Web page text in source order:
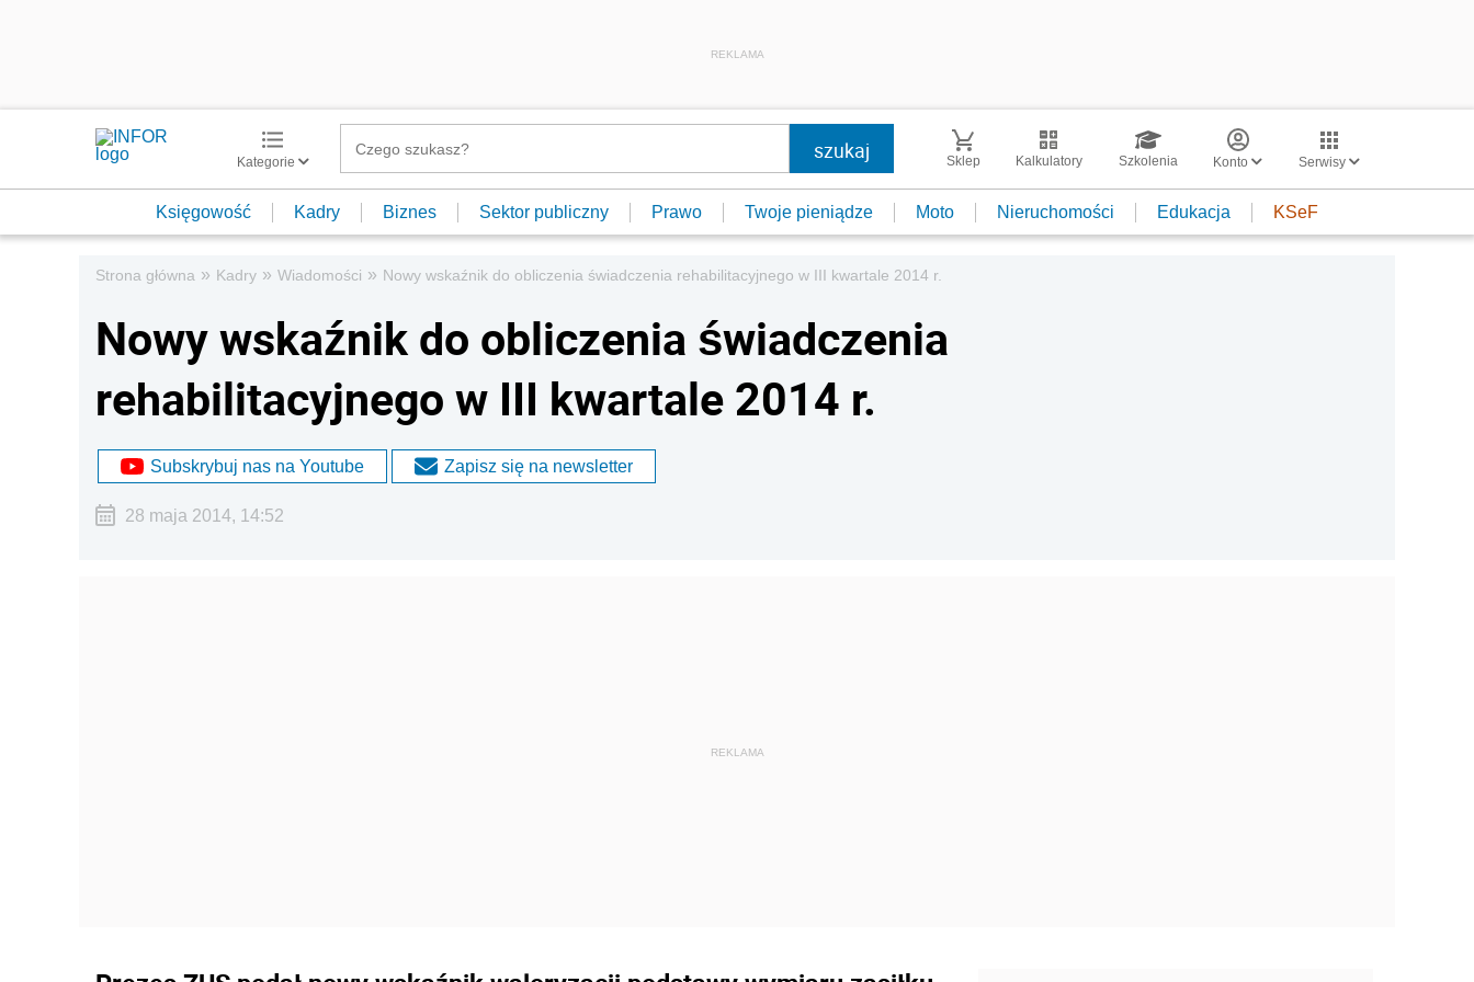
REKLAMA
Kategorie Sklep Kalkulatory Szkolenia Konto Serwisy
Księgowość Kadry Biznes Sektor publiczny Prawo Twoje pieniądze Moto Nieruchomości Edukacja KSeF
Strona główna » Kadry » Wiadomości » Nowy wskaźnik do obliczenia świadczenia rehabilitacyjnego w III kwartale 2014 r.
Nowy wskaźnik do obliczenia świadczenia
rehabilitacyjnego w III kwartale 2014 r.
Subskrybuj nas na Youtube Zapisz się na newsletter
28 maja 2014, 14:52